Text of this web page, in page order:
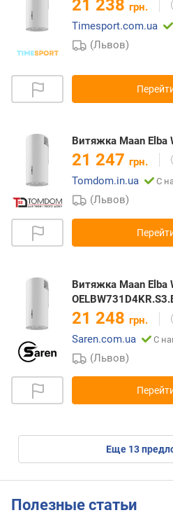
21 238 грн.
Timesport.com.ua
(Львов)
Витяжка Maan Elba
21 247 грн.
Tomdom.in.ua
С
(Львов)
Витяжка Maan Elba
21 248 грн.
Saren.com.ua
С
(Львов)
eще 13
Полезные статьи